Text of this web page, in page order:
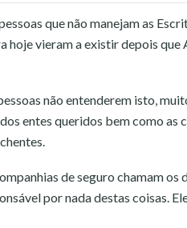
que não manejam as
hoje vieram a existir depois
não entenderem isto,
entes queridos bem como
de seguro chamam os
por nada destas coisas.